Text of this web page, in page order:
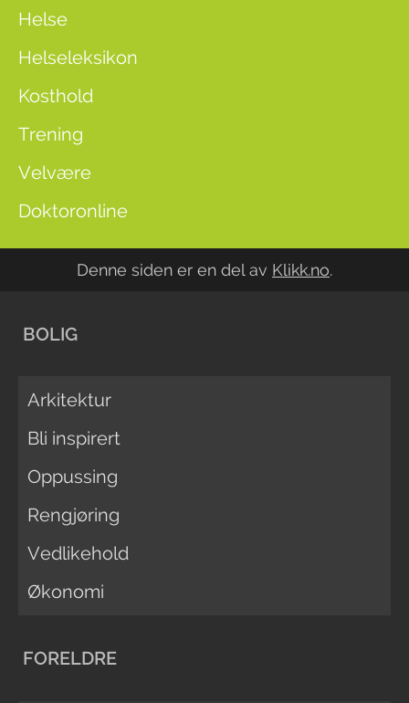
Helse
Helseleksikon
Kosthold
Trening
Velvære
Doktoronline
Denne siden er en del av Klikk.no.
BOLIG
Arkitektur
Bli inspirert
Oppussing
Rengjøring
Vedlikehold
Økonomi
FORELDRE